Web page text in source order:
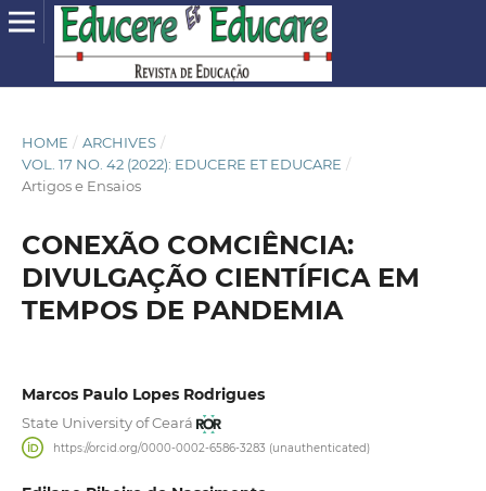
HOME / ARCHIVES /
VOL. 17 NO. 42 (2022): EDUCERE ET EDUCARE /
Artigos e Ensaios
CONEXÃO COMCIÊNCIA:
DIVULGAÇÃO CIENTÍFICA EM
TEMPOS DE PANDEMIA
Marcos Paulo Lopes Rodrigues
State University of Ceará
https://orcid.org/0000-0002-6586-3283 (unauthenticated)